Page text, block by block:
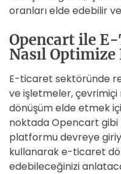
oranları elde edebilir
Opencart ile
Nasıl
E-ticaret sektöründe
ve işletmeler, çevrimiçi
dönüşüm elde etmek
noktada Opencart
platformu devreye
kullanarak e-ticaret
edebileceğinizi